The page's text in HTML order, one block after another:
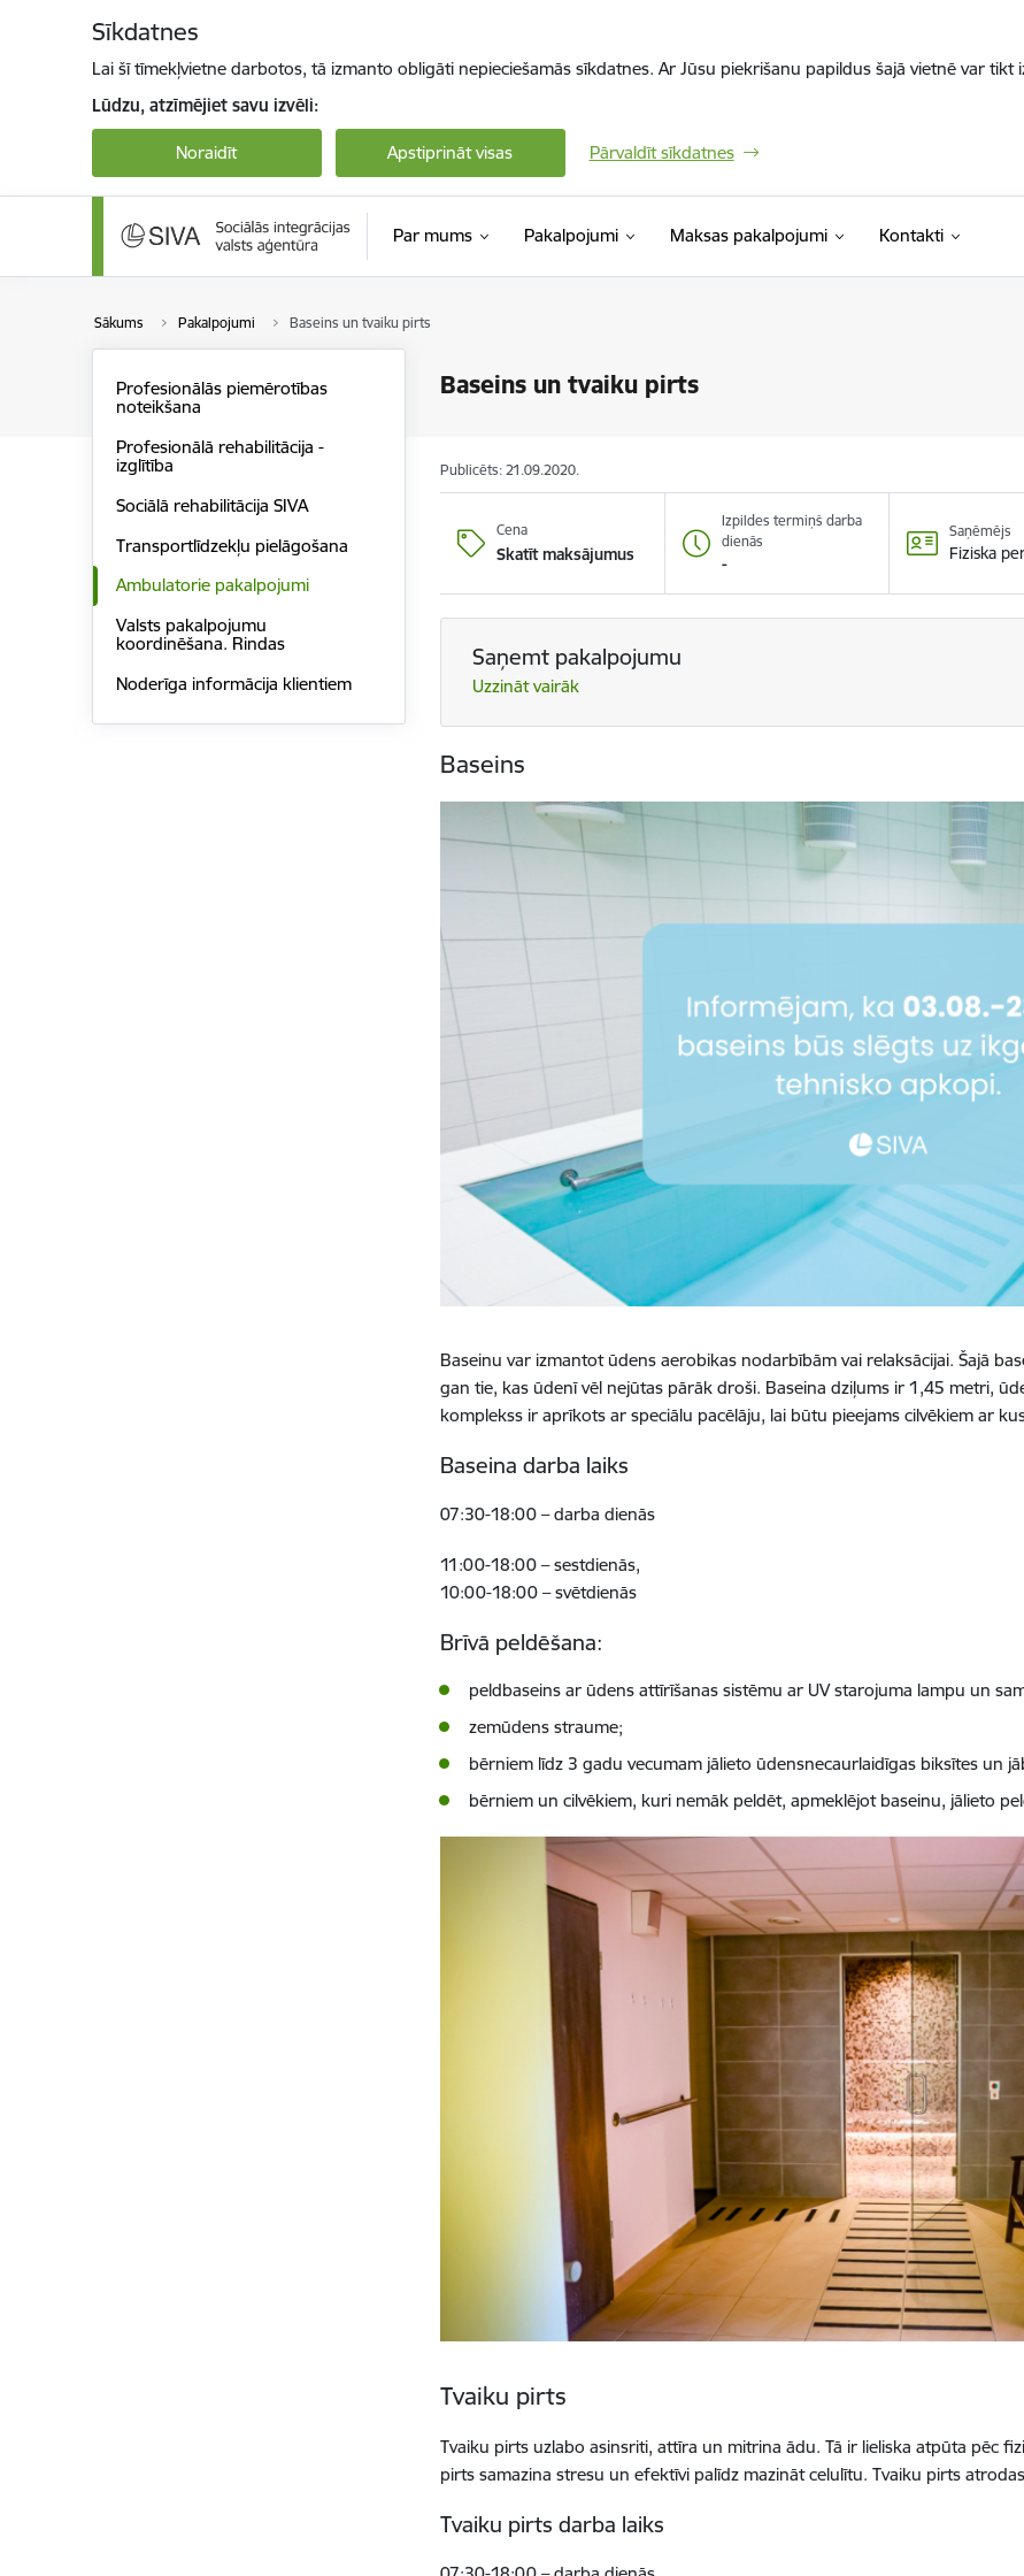
Sīkdatnes
Lai šī tīmekļvietne darbotos, tā izmanto obligāti nepieciešamās sīkdatnes. Ar Jūsu piekrišanu papildus šajā vietnē var
Lūdzu, atzīmējiet savu izvēli:
Noraidīt Apstiprināt visas Pārvaldīt sīkdatnes
Par mums Pakalpojumi Maksas pakalpojumi Kontakti
Sākums Pakalpojumi Baseins un tvaiku pirts
Baseins un tvaiku pirts
Profesionālās piemērotības
noteikšana
Profesionālā rehabilitācija -
izglītība
Sociālā rehabilitācija SIVA
Transportlīdzekļu pielāgošana
Ambulatorie pakalpojumi
Valsts pakalpojumu
koordinēšana. Rindas
Noderīga informācija klientiem
Publicēts: 21.09.2020.
Cena
Skatīt maksājumus
Izpildes termiņš darba
dienās
-
Saņēmējs
Fiziska
Saņemt pakalpojumu
Uzzināt vairāk
Baseins
Baseinu var izmantot ūdens aerobikas nodarbībām vai relaksācijai. Šajā
gan tie, kas ūdenī vēl nejūtas pārāk droši. Baseina dziļums ir 1,45 metri,
komplekss ir aprīkots ar speciālu pacēlāju, lai būtu pieejams cilvēkiem ar
Baseina darba laiks
07:30-18:00 – darba dienās
11:00-18:00 – sestdienās,
10:00-18:00 – svētdienās
Brīvā peldēšana:
peldbaseins ar ūdens attīrīšanas sistēmu ar UV starojuma lampu un
zemūdens straume;
bērniem līdz 3 gadu vecumam jālieto ūdensnecaurlaidīgas biksītes un
bērniem un cilvēkiem, kuri nemāk peldēt, apmeklējot baseinu, jālieto
Tvaiku pirts
Tvaiku pirts uzlabo asinsriti, attīra un mitrina ādu. Tā ir lieliska atpūta pēc
pirts samazina stresu un efektīvi palīdz mazināt celulītu. Tvaiku pirts
Tvaiku pirts darba laiks